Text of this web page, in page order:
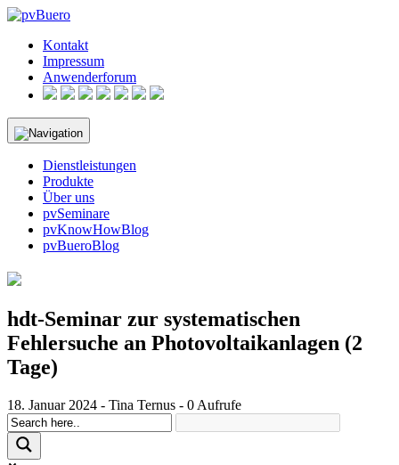
Skip
contentKontakt
Impressum
Anwenderforum
Dienstleistungen
Produkte
Über uns
pvSeminare
pvKnowHowBlog
pvBueroBlog
hdt-Seminar zur systematischen
Fehlersuche an Photovoltaikanlagen (2
Tage)
18. Januar 2024 - Tina Ternus - 0 Aufrufe